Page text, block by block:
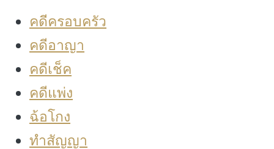
คดีครอบครัว
คดีอาญา
คดีเช็ค
คดีแพ่ง
ฉ้อโกง
ทำสัญญา